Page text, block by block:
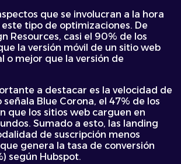
que se involucran a la hora
tipo de optimizaciones. De
Resources, casi el 90% de los
la versión móvil de un sitio web
o mejor que la versión de
a destacar es la velocidad de
Blue Corona, el 47% de los
que los sitios web carguen en
Sumado a esto, las landing
de suscripción menos
genera la tasa de conversión
según Hubspot.